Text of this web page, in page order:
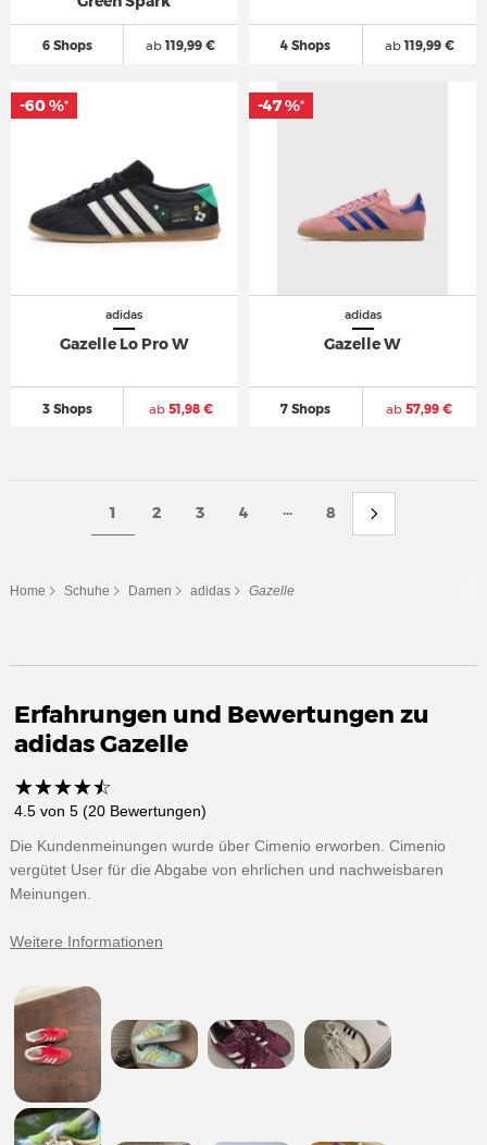
6 Shops ab119,99 € 4 Shops ab119,99 €
adidas
Gazelle Lo Pro W
3 Shops ab51,98 €
-60 %*
adidas
Gazelle W
7 Shops ab 57,99 €
-47 %*
1 2 3 4 ... 8
Home Schuhe Damen adidas Gazelle
Erfahrungen und Bewertungen zu
adidas Gazelle
☆☆☆☆☆
★★★★★
4.5 von 5 (20 Bewertungen)
Die Kundenmeinungen wurde über Cimenio erworben. Cimenio
vergütet User für die Abgabe von ehrlichen und nachweisbaren
Meinungen.
Weitere Informationen